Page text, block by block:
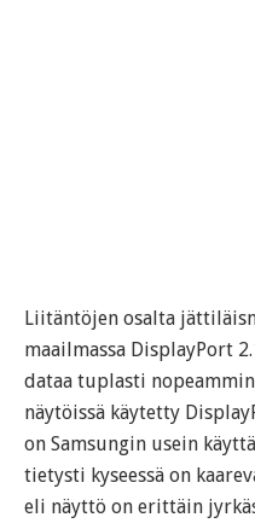
Liitäntöjen osalta
maailmassa DisplayPort
dataa tuplasti
näytöissä käytetty
on Samsungin usein
tietysti kyseessä on
eli näyttö on erittäin